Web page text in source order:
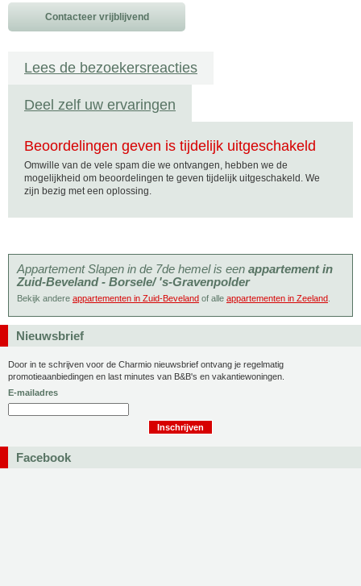
Contacteer vrijblijvend
Lees de bezoekersreacties
Deel zelf uw ervaringen
Beoordelingen geven is tijdelijk uitgeschakeld
Omwille van de vele spam die we ontvangen, hebben we de
mogelijkheid om beoordelingen te geven tijdelijk uitgeschakeld. We
zijn bezig met een oplossing.
Appartement Slapen in de 7de hemel is een appartement in
Zuid-Beveland - Borsele/ 's-Gravenpolder
Bekijk andere appartementen in Zuid-Beveland of alle appartementen in Zeeland
Nieuwsbrief
Door in te schrijven voor de Charmio nieuwsbrief ontvang je regelmatig
promotieaanbiedingen en last minutes van B&B's en vakantiewoningen.
E-mailadres
Facebook